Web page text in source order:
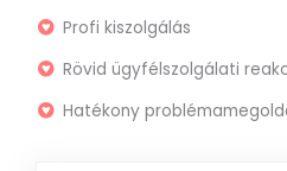
Profi kiszolgálás
Rövid ügyfélszolgálati
Hatékony